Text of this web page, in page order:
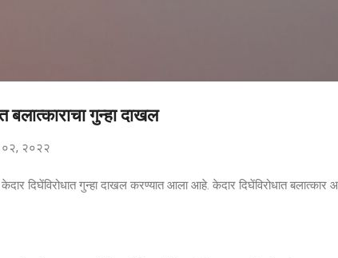
बलात्काराचा गुन्हा दाखल
२०२२
दिघेंविरोधात गुन्हा दाखल करण्यात आला आहे. केदार दिघेंविरोधात बलात्कार